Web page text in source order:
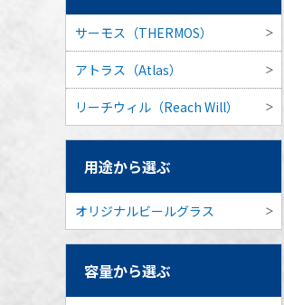
サーモス（THERMOS）
アトラス（Atlas）
リーチウィル（Reach Will）
用途から選ぶ
オリジナルビールグラス
容量から選ぶ